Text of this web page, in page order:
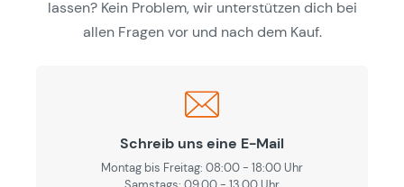
lassen? Kein Problem, wir unterstützen dich bei
allen Fragen vor und nach dem Kauf.
Schreib uns eine E-Mail
Montag bis Freitag: 08:00 - 18:00 Uhr